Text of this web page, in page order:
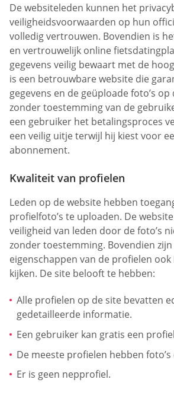
De websiteleden kunnen het
veiligheidsvoorwaarden op hun
volledig vertrouwen. Bovendien is
en vertrouwelijk online
gegevens veilig bewaart met de
is een betrouwbare website die
gegevens en de geüploade foto’s
zonder toestemming van de
een gebruiker het betalingsproces
een veilig uitje terwijl hij kiest voor
abonnement.
Kwaliteit van profielen
Leden op de website hebben
profielfoto’s te uploaden. De
veiligheid van leden door de foto’s
zonder toestemming. Bovendien
eigenschappen van de profielen
kijken. De site belooft te hebben:
Alle profielen op de site bevatten
gedetailleerde informatie.
Een gebruiker kan gratis een
De meeste profielen hebben
Er is geen nepprofiel.